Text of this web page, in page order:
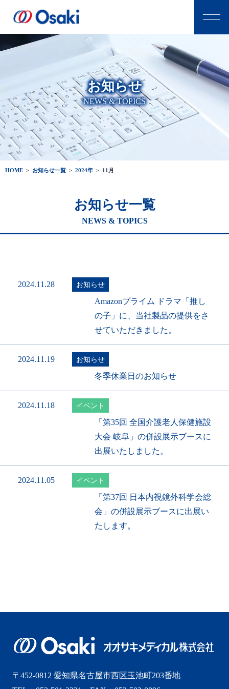
お知らせ
NEWS & TOPICS
HOME > お知らせ一覧 > 2024年 > 11月
お知らせ一覧
NEWS & TOPICS
2024.11.28 お知らせ
Amazonプライム ドラマ「推し
の子」に、当社製品の提供をさ
せていただきました。
2024.11.19 お知らせ
冬季休業日のお知らせ
2024.11.18 イベント
「第35回 全国介護老人保健施設
大会 岐阜」の併設展示ブースに
出展いたしました。
2024.11.05 イベント
「第37回 日本内視鏡外科学会総
会」の併設展示ブースに出展い
たします。
〒452-0812 愛知県名古屋市西区玉池町203番地